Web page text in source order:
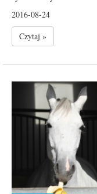
2016-08-24
Czytaj »